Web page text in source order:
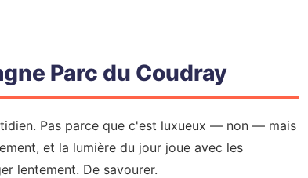
Parc du Coudray
Pas parce que c'est luxueux — non — mais
et la lumière du jour joue avec les
lentement. De savourer.